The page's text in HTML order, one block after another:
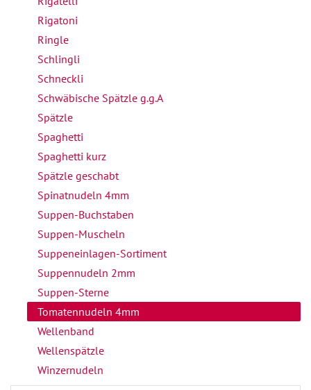
Rigatoni
Ringle
Schlingli
Schneckli
Schwäbische Spätzle g.g.A
Spätzle
Spaghetti
Spaghetti kurz
Spätzle geschabt
Spinatnudeln 4mm
Suppen-Buchstaben
Suppen-Muscheln
Suppeneinlagen-Sortiment
Suppennudeln 2mm
Suppen-Sterne
Tomatennudeln 4mm
Wellenband
Wellenspätzle
Winzernudeln